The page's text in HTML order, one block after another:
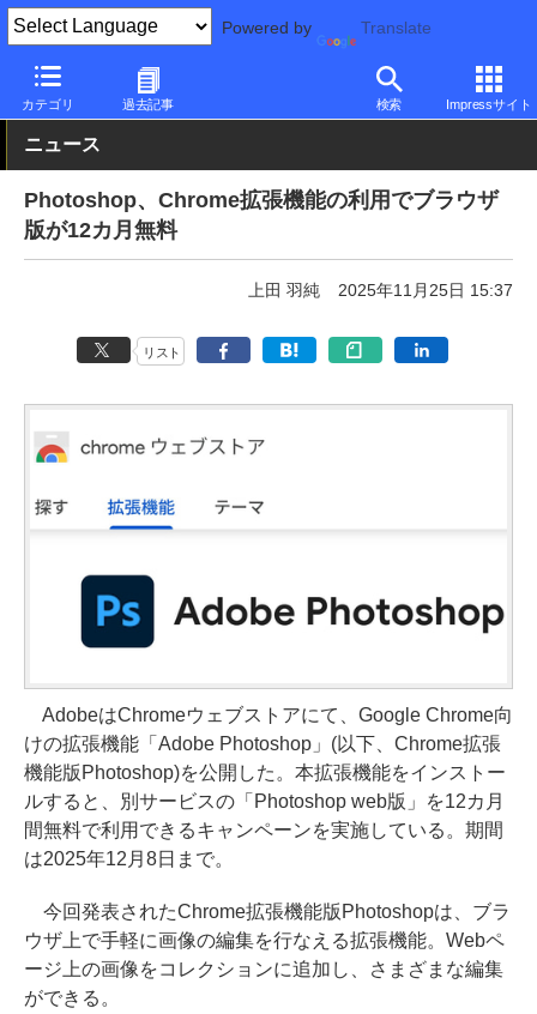
Powered by Translate
カテゴリ 過去記事 検索 Impressサイト
PC Watch ソフトウェア/アプリ 他ソフト/アプリ 新バージョン
ニュース
Photoshop、Chrome拡張機能の利用でブラウザ
版が12カ月無料
上田 羽純 2025年11月25日 15:37
リスト
AdobeはChromeウェブストアにて、Google Chrome向
けの拡張機能「Adobe Photoshop」(以下、Chrome拡張
機能版Photoshop)を公開した。本拡張機能をインストー
ルすると、別サービスの「Photoshop web版」を12カ月
間無料で利用できるキャンペーンを実施している。期間
は2025年12月8日まで。
今回発表されたChrome拡張機能版Photoshopは、ブラ
ウザ上で手軽に画像の編集を行なえる拡張機能。Webペ
ージ上の画像をコレクションに追加し、さまざまな編集
ができる。